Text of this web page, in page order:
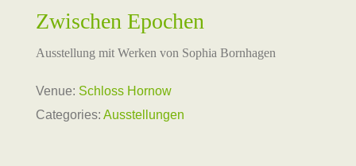
Zwischen Epochen
Ausstellung mit Werken von Sophia Bornhagen
Venue: Schloss Hornow
Categories: Ausstellungen